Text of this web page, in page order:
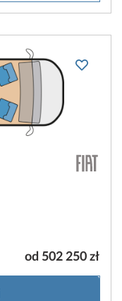
od 502 250 zł